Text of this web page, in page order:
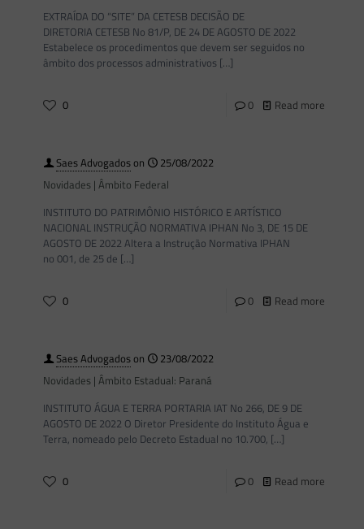
EXTRAÍDA DO “SITE” DA CETESB DECISÃO DE
DIRETORIA CETESB No 81/P, DE 24 DE AGOSTO DE 2022
Estabelece os procedimentos que devem ser seguidos no
âmbito dos processos administrativos […]
0 0 Read more
Saes Advogadoson
25/08/2022
Novidades | Âmbito Federal
INSTITUTO DO PATRIMÔNIO HISTÓRICO E ARTÍSTICO
NACIONAL INSTRUÇÃO NORMATIVA IPHAN No 3, DE 15 DE
AGOSTO DE 2022 Altera a Instrução Normativa IPHAN
no 001, de 25 de […]
0 0 Read more
Saes Advogadoson
23/08/2022
Novidades | Âmbito Estadual: Paraná
INSTITUTO ÁGUA E TERRA PORTARIA IAT No 266, DE 9 DE
AGOSTO DE 2022 O Diretor Presidente do Instituto Água e
Terra, nomeado pelo Decreto Estadual no 10.700, […]
0 0 Read more